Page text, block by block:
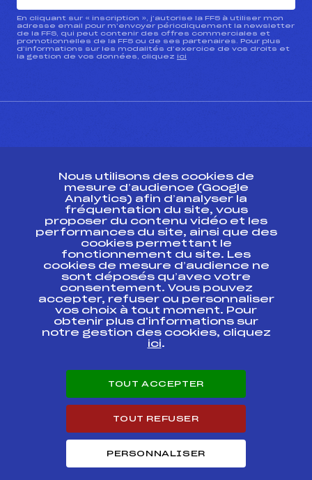
En cliquant sur « inscription », j’autorise la FFS à utiliser mon
adresse email pour m’envoyer périodiquement la newsletter
de la FFS, qui peut contenir des offres commerciales et
promotionnelles de la FFS ou de ses partenaires. Pour plus
d’informations sur les modalités d’exercice de vos droits et
la gestion de vos données, cliquez ici
Ressources
Pass’Neige
Projet sportif fédéral
Projet de performance fédéral
Antidopage
Pôle Développement, Formation, Suivi
Scientifique
Listes ministérielles
Pôle vie de l’athlète
Enseignement professionnel
Carrières
Nous utilisons des cookies de
mesure d’audience (Google
Analytics) afin d’analyser la
fréquentation du site, vous
proposer du contenu vidéo et les
performances du site, ainsi que des
cookies permettant le
fonctionnement du site. Les
cookies de mesure d’audience ne
sont déposés qu’avec votre
consentement. Vous pouvez
accepter, refuser ou personnaliser
vos choix à tout moment. Pour
obtenir plus d'informations sur
notre gestion des cookies, cliquez
ici.
TOUT ACCEPTER
TOUT REFUSER
PERSONNALISER